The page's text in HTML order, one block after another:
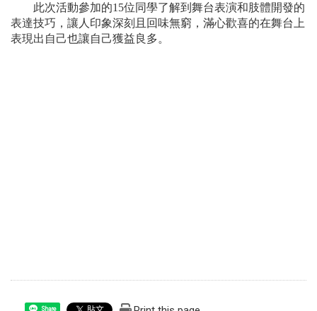
此次活動參加的15位同學了解到舞台表演和肢體開發的
表達技巧，讓人印象深刻且回味無窮，滿心歡喜的在舞台上
表現出自己也讓自己獲益良多。
Share